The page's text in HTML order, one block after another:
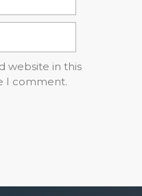
website in this
I comment.